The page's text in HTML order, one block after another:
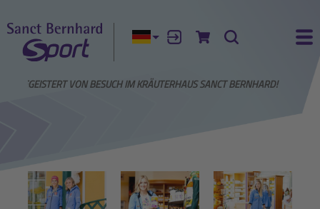
Aktuelle Sprache:
AnmeldenZum Warenkorb
Suche
BEGEISTERT VON BESUCH IM KRÄUTERHAUS SANCT BERNHARD!